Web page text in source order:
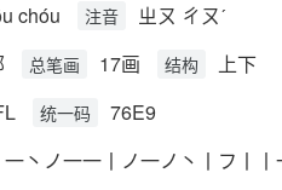
chóu 注音 ㄓㄡ ㄔㄡˊ
总笔画 17画 结构 上下
统一码 76E9
丶ノ一一丨ノ一ノ丶丨フ丨丨